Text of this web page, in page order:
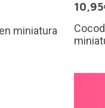
miniatura